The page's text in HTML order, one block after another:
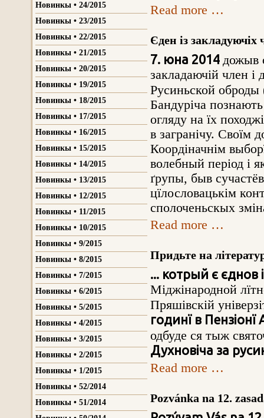
Новинкы • 24/2015
Новинкы • 23/2015
Новинкы • 22/2015
Новинкы • 21/2015
Новинкы • 20/2015
Новинкы • 19/2015
Новинкы • 18/2015
Новинкы • 17/2015
Новинкы • 16/2015
Новинкы • 15/2015
Новинкы • 14/2015
Новинкы • 13/2015
Новинкы • 12/2015
Новинкы • 11/2015
Новинкы • 10/2015
Новинкы • 9/2015
Новинкы • 8/2015
Новинкы • 7/2015
Новинкы • 6/2015
Новинкы • 5/2015
Новинкы • 4/2015
Новинкы • 3/2015
Новинкы • 2/2015
Новинкы • 1/2015
Новинкы • 52/2014
Новинкы • 51/2014
Read more …
Єден із закладуючіх
7. юна 2014 дожыв
закладаючій член і
Русиньской оброды
Бандуріча
огляду на їх
в загранічу. Своїм
Коордіначнім
волебный період і
ґрупы, быв
цїлословацькім
сполоченьскых
Read more …
Придьте на
... котрый є єднов
Міджінародной
Пряшівскій
годинї в
одбуде ся тыж
Духновіча за
Read more …
Pozvánka na 12.